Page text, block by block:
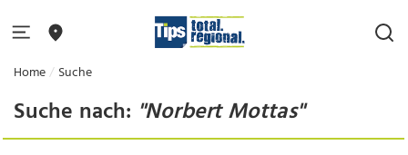
Home Suche
Suche nach: "Norbert Mottas"